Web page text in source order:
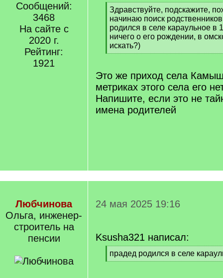
Сообщений:
3468
На сайте с
2020 г.
Рейтинг:
1921
[
q
]
Здравствуйте, подскажите,
начинаю поиск
родился в селе караульное в
ничего о его рождении, в
искать?)
[
q
]
Это же приход села
метриках этого села его
Напишите, если это не
имена родителей
Любчинова
Ольга, инженер-
строитель на
пенсии
24 мая 2025 19:16
Ksusha321 написал:
[
q
прадед родился в селе
[